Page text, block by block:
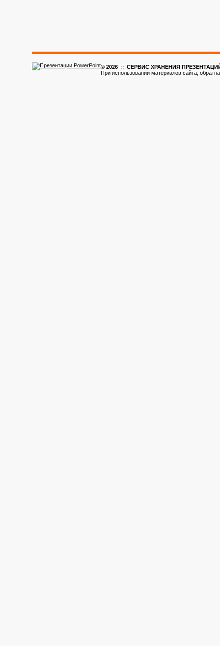
© 2026 :: CЕРВИС ХРАНЕНИЯ ПРЕЗЕНТАЦИЙ
При использовании материалов сайта,